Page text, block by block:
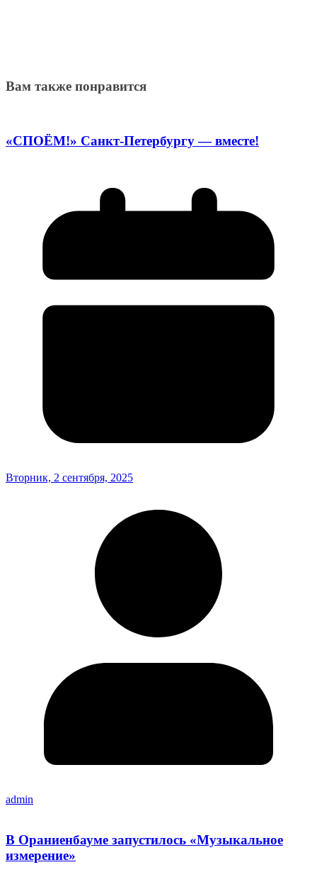
Вам также понравится
«СПОЁМ!» Санкт-Петербургу — вместе!
Вторник, 2 сентября, 2025
admin
В Ораниенбауме запустилось «Музыкальное
измерение»